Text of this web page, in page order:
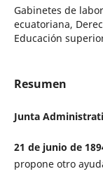
Gabinetes de
ecuatoriana,
Educación
Resumen
Junta
21 de junio de
propone otro